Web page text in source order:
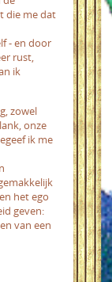
die me dat
- en door
rust,
ik
zowel
onze
ik me
het ego
geven:
van een